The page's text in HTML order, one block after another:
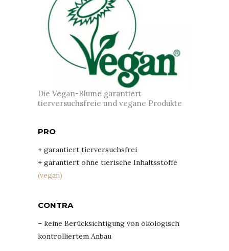
Die Vegan-Blume garantiert
tierversuchsfreie und vegane Produkte
PRO
+ garantiert tierversuchsfrei
+ garantiert ohne tierische Inhaltsstoffe
(vegan)
CONTRA
– keine Berücksichtigung von ökologisch
kontrolliertem Anbau